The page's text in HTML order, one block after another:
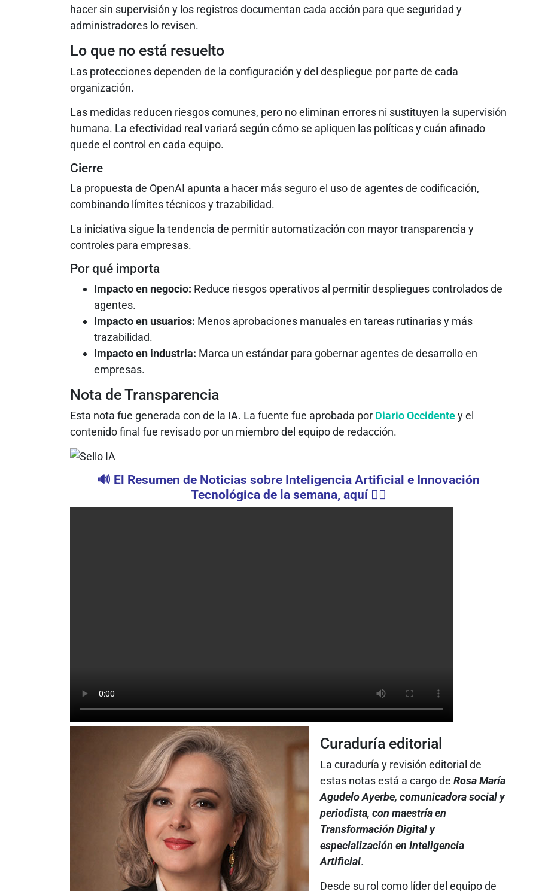
hacer sin supervisión y los registros documentan cada acción para que seguridad y
administradores lo revisen.
Lo que no está resuelto
Las protecciones dependen de la configuración y del despliegue por parte de cada
organización.
Las medidas reducen riesgos comunes, pero no eliminan errores ni sustituyen la supervisión
humana. La efectividad real variará según cómo se apliquen las políticas y cuán afinado
quede el control en cada equipo.
Cierre
La propuesta de OpenAI apunta a hacer más seguro el uso de agentes de codificación,
combinando límites técnicos y trazabilidad.
La iniciativa sigue la tendencia de permitir automatización con mayor transparencia y
controles para empresas.
Por qué importa
Impacto en negocio: Reduce riesgos operativos al permitir despliegues controlados de
agentes.
Impacto en usuarios: Menos aprobaciones manuales en tareas rutinarias y más
trazabilidad.
Impacto en industria: Marca un estándar para gobernar agentes de desarrollo en
empresas.
Nota de Transparencia
Esta nota fue generada con de la IA. La fuente fue aprobada por Diario Occidentey el
contenido final fue revisado por un miembro del equipo de redacción.
🔊 El Resumen de Noticias sobre Inteligencia Artificial e Innovación
Tecnológica de la semana, aquí 👇🏻
Curaduría editorial
La curaduría y revisión editorial de
estas notas está a cargo de Rosa María
Agudelo Ayerbe, comunicadora social y
periodista, con maestría en
Transformación Digital y
especialización en Inteligencia
Artificial.
Desde su rol como líder del equipo de